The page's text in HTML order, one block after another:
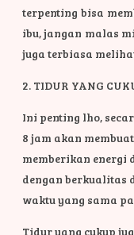
terpenting bisa
ibu, jangan malas
juga terbiasa
2. TIDUR YANG
Ini penting lho,
8 jam akan
memberikan energi
dengan berkualitas
waktu yang sama
Tidur yang cukup